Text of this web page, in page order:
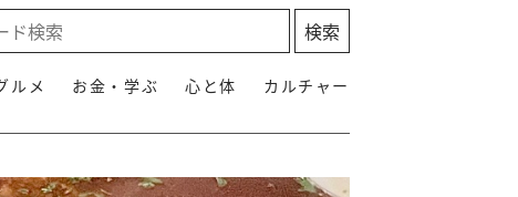
ルメ お金・学ぶ 心と体 カルチャー